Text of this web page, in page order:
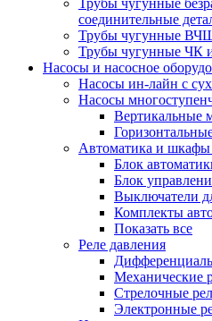
Трубы чугунные
соединительные
Трубы чугунные
Трубы чугунные ЧК
Насосы и насосное
Насосы ин-лайн с
Насосы
Вертикальные
Автоматика и шкафы
Блок
Блок
Выключатели
Комплекты
Показать все
Реле давления
Механические
Стрелочные
Электронные